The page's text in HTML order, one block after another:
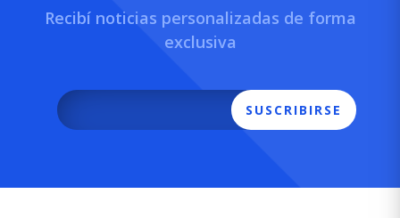
Recibí noticias personalizadas de forma
exclusiva
SUSCRIBIRSE